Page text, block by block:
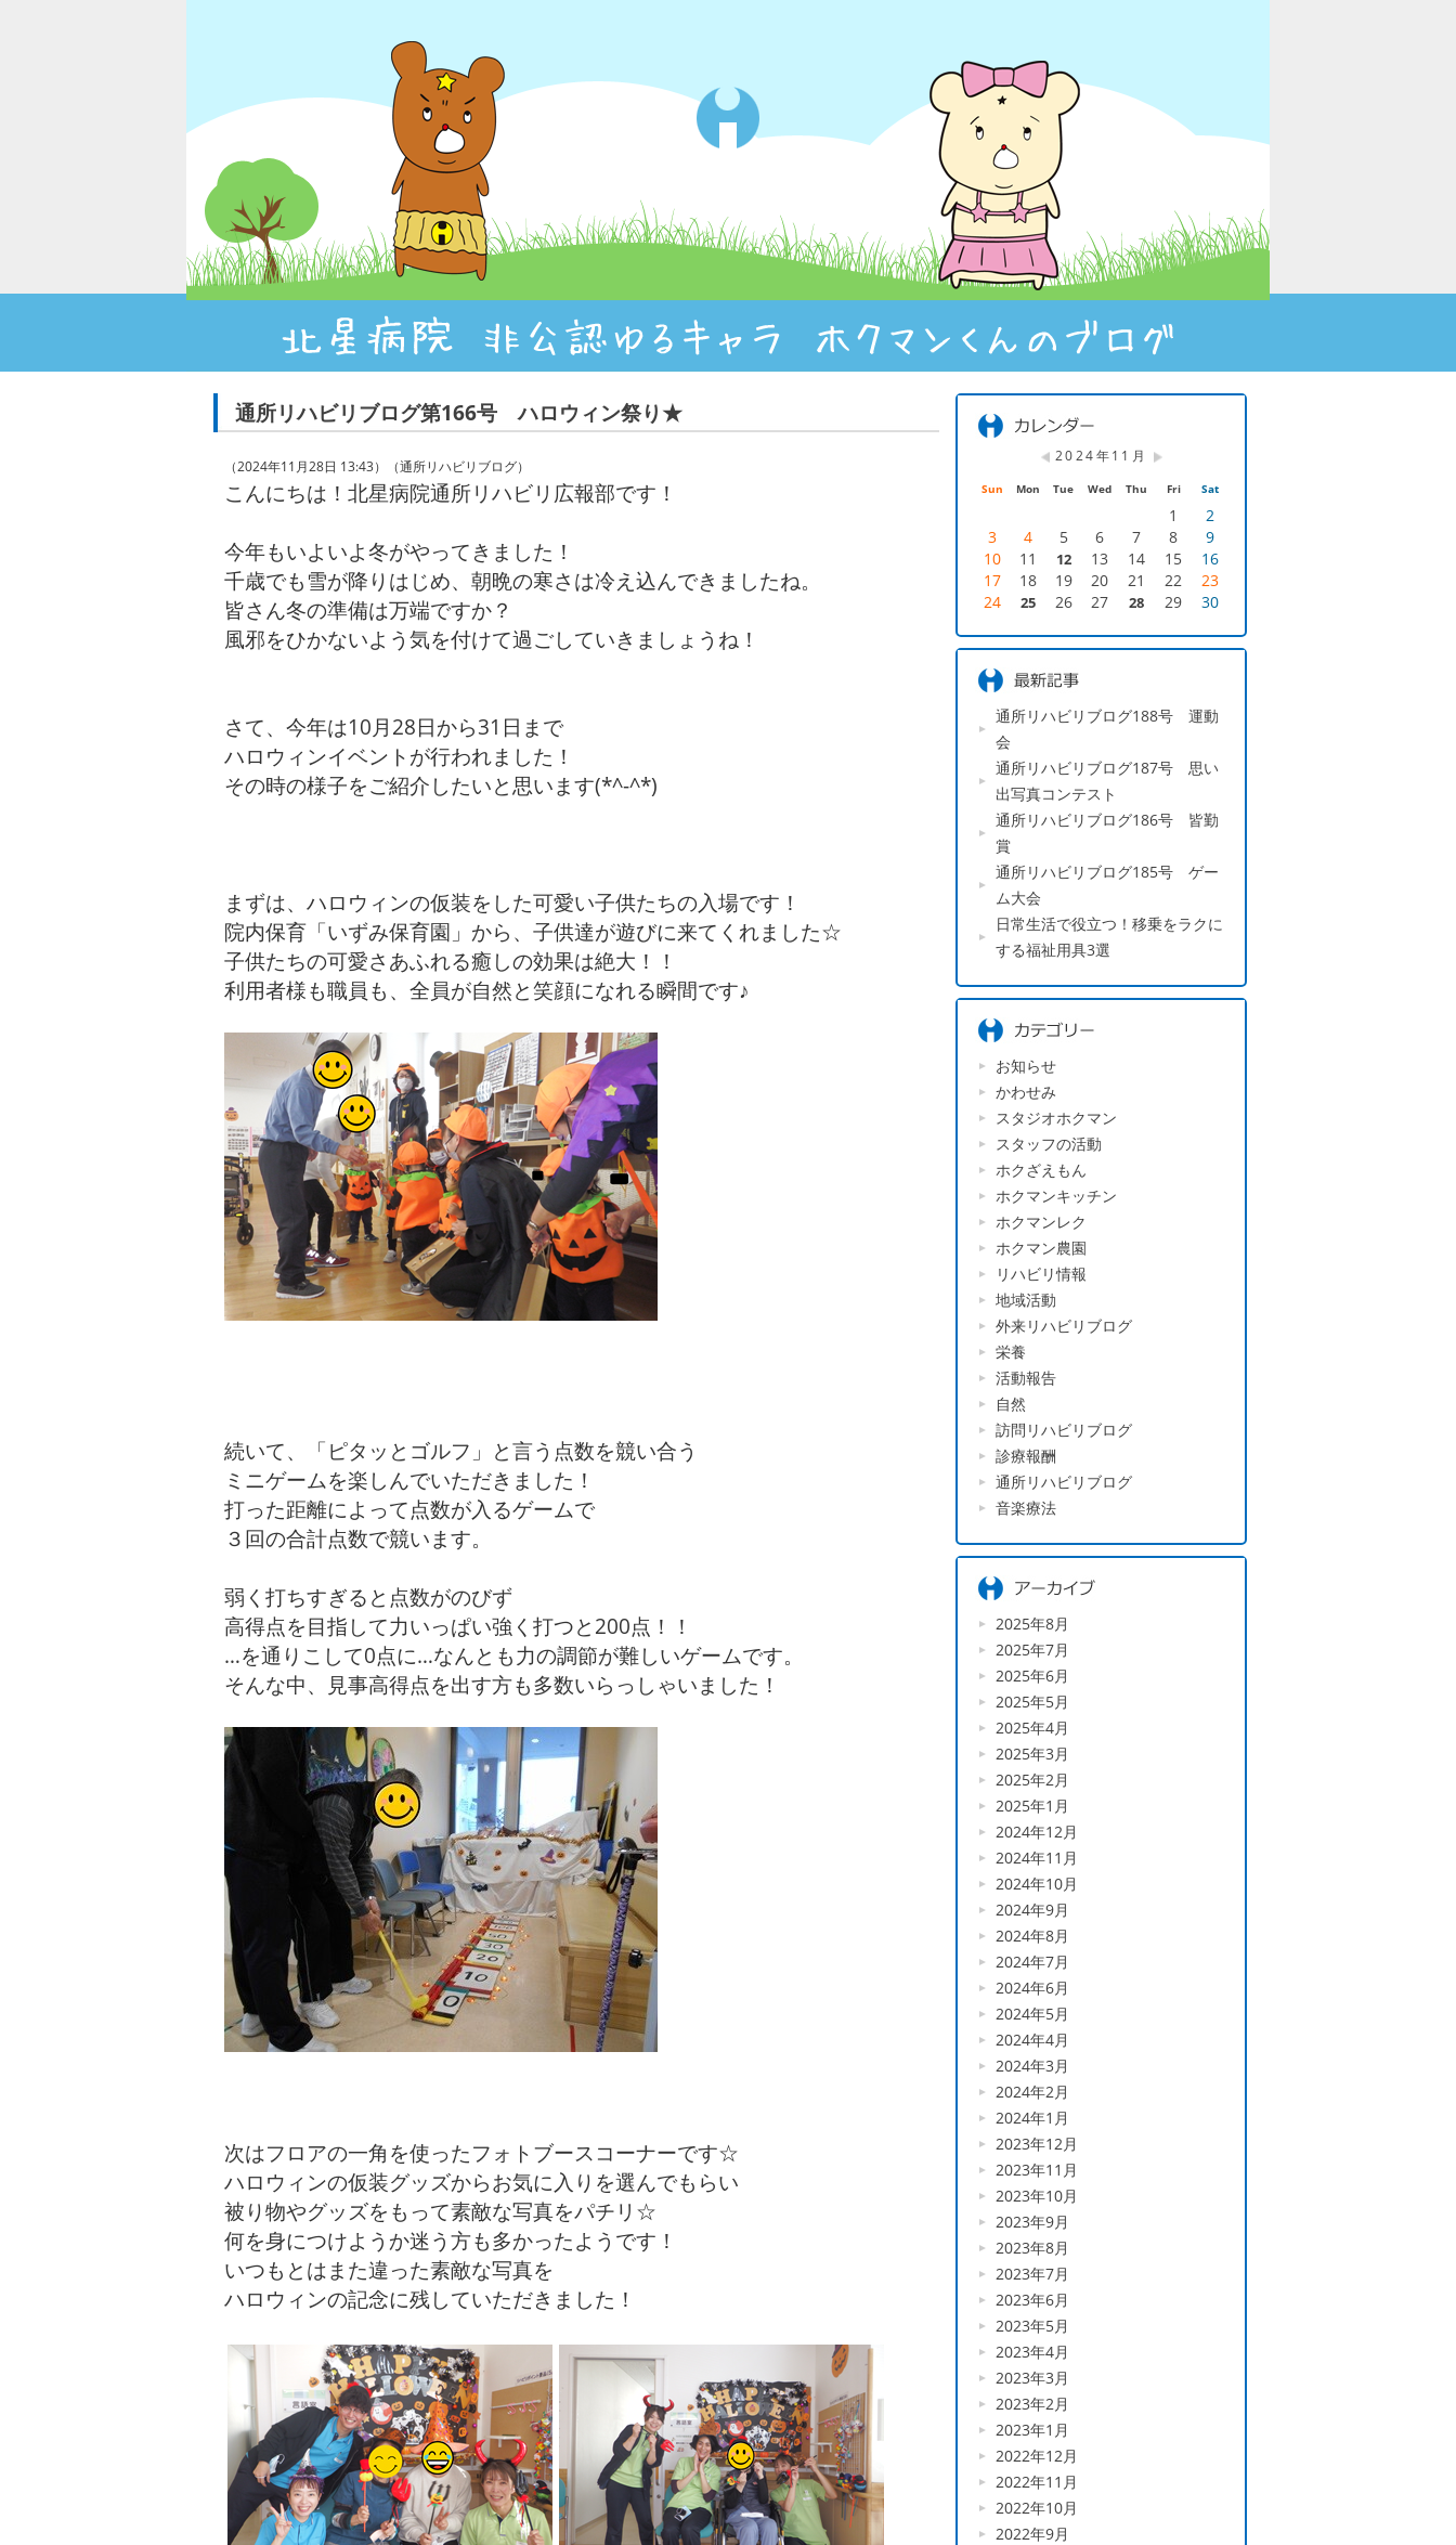
通所リハビリブログ第166号 ハロウィン祭り★
（2024年11月28日 13:43）（通所リハビリブログ）
こんにちは！北星病院通所リハビリ広報部です！
今年もいよいよ冬がやってきました！
千歳でも雪が降りはじめ、朝晩の寒さは冷え込んできましたね。
皆さん冬の準備は万端ですか？
風邪をひかないよう気を付けて過ごしていきましょうね！
さて、今年は10月28日から31日まで
ハロウィンイベントが行われました！
その時の様子をご紹介したいと思います(*^-^*)
まずは、ハロウィンの仮装をした可愛い子供たちの入場です！
院内保育「いずみ保育園」から、子供達が遊びに来てくれました☆
子供たちの可愛さあふれる癒しの効果は絶大！！
利用者様も職員も、全員が自然と笑顔になれる瞬間です♪
続いて、「ピタッとゴルフ」と言う点数を競い合う
ミニゲームを楽しんでいただきました！
打った距離によって点数が入るゲームで
３回の合計点数で競います。
弱く打ちすぎると点数がのびず
高得点を目指して力いっぱい強く打つと200点！！
…を通りこして0点に…なんとも力の調節が難しいゲームです。
そんな中、見事高得点を出す方も多数いらっしゃいました！
次はフロアの一角を使ったフォトブースコーナーです☆
ハロウィンの仮装グッズからお気に入りを選んでもらい
被り物やグッズをもって素敵な写真をパチリ☆
何を身につけようか迷う方も多かったようです！
いつもとはまた違った素敵な写真を
ハロウィンの記念に残していただきました！
2024年11月
Sun Mon Tue Wed Thu Fri Sat
1
2
3
4 5 6 7 8
9
10
11 12 13 14 15
16
17
18 19 20 21 22
23
24
25 26 27 28 29 30
通所リハビリブログ188号 運動
会
通所リハビリブログ187号 思い
出写真コンテスト
通所リハビリブログ186号 皆勤
賞
通所リハビリブログ185号 ゲー
ム大会
日常生活で役立つ！移乗をラクに
する福祉用具3選
お知らせ
かわせみ
スタジオホクマン
スタッフの活動
ホクざえもん
ホクマンキッチン
ホクマンレク
ホクマン農園
リハビリ情報
地域活動
外来リハビリブログ
栄養
活動報告
自然
訪問リハビリブログ
診療報酬
通所リハビリブログ
音楽療法
2025年8月
2025年7月
2025年6月
2025年5月
2025年4月
2025年3月
2025年2月
2025年1月
2024年12月
2024年11月
2024年10月
2024年9月
2024年8月
2024年7月
2024年6月
2024年5月
2024年4月
2024年3月
2024年2月
2024年1月
2023年12月
2023年11月
2023年10月
2023年9月
2023年8月
2023年7月
2023年6月
2023年5月
2023年4月
2023年3月
2023年2月
2023年1月
2022年12月
2022年11月
2022年10月
2022年9月